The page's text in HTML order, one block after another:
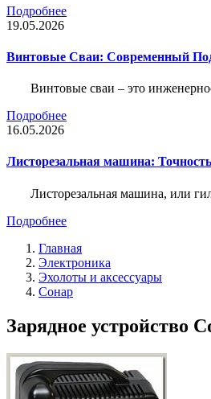
Подробнее
19.05.2026
Винтовые Сваи: Современный
Винтовые сваи – это
Подробнее
16.05.2026
Листорезальная машина:
Листорезальная машина, или
Подробнее
Главная
Электроника
Эхолоты и аксессуары
Сонар
Зарядное устройство